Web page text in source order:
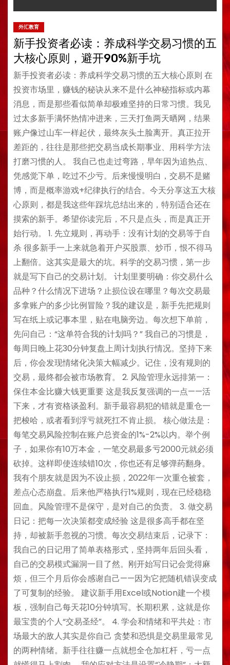
外汇教育
新手投资者必读：养成科学交易习惯的五
大核心原则，避开90%新手坑
新手投资者必读：养成科学交易习惯的五大核心原则 在
投资市场里，赚钱的秘诀从来不是什么神秘指标或内幕
消息，而是那些看似简单却极难坚持的日常习惯。我见
过太多新手满怀热情冲进来，三天打鱼两天晒网，结果
账户像过山车一样起伏，最终灰头土脸离开。真正拉开
差距的，往往是那些把交易当成长期事业、用科学方法
打磨习惯的人。 我自己也走过弯路，早年因为追热点、
凭感觉下单，吃过不少亏。后来慢慢明白，交易不是赌
博，而是概率游戏+纪律执行的结合。今天分享这五大核
心原则，都是我这些年踩坑总结出来的，特别适合还在
摸索的新手。希望你读完后，不只是点头，而是真正开
始行动。 1. 先立规则，再动手：没有计划的交易等于自
杀 很多新手一上来就急着开户买股票、炒币，恨不得马
上翻倍。这其实是最大的坑。科学的交易习惯，第一步
就是写下自己的交易计划。 计划里要明确：你交易什么
品种？什么情况下进场？止损位设在哪里？每次交易最
多拿账户的多少比例冒险？我的建议是，新手先把规则
写在纸上或记事本里，贴在电脑旁边。每次想下单前，
先问自己：“这单符合我的计划吗？” 我自己的习惯是，
每周日晚上花30分钟复盘上周计划执行情况。坚持下来
后，你会发现情绪化决策大幅减少。记住，没有规则的
交易，最终都会被市场教育。 2. 风险管理永远排第一：
保住本金比赚大钱更重要 这是我反复强调的一点——活
下来，才有资格谈盈利。新手最容易犯的错就是重仓一
把梭哈，或者看到浮亏就死扛不肯止损。 核心做法是：
每笔交易风险控制在账户总资金的1%-2%以内。举个例
子，如果你有10万本金，一笔交易最多亏2000元就必须
砍掉。这样即使连续错10次，你也还有足够弹药翻身。
我有个朋友就是因为不设止损，2022年一次重仓被套，
差点心态崩盘。后来他严格执行1%规则，现在已经稳稳
回血。风险管理不是保守，是对自己的负责。 3. 做交易
日记：把每一次决策都变成经验 这是很多高手都在坚
持，却被新手忽视的习惯。每次交易结束后，记录下：
我自己的日记用了简单表格形式，坚持两年后回头看，
自己的交易模式漏洞一目了然。刚开始写日记会觉得麻
烦，但三个月后你会感谢自己——因为它把随机错误变成
了可复制的经验。 建议新手用Excel或Notion建一个模
板，强制自己每天花10分钟填写。长期积累，这就是你
最宝贵的个人“交易圣经”。 4. 学会和情绪和平共处：市
场最大的敌人其实是你自己 贪婪和恐惧是交易里最常见
的两种情绪。新手往往赚一点就想全仓加杠杆，亏一点